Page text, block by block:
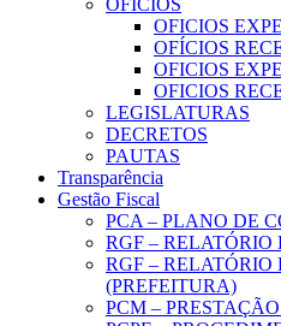
OFICIOS
OFICIOS
OFÍCIOS
OFICIOS
OFICIOS
LEGISLATURAS
DECRETOS
PAUTAS
Transparência
Gestão Fiscal
PCA – PLANO DE
RGF – RELATÓRIO
RGF – RELATÓRIO
(PREFEITURA)
PCM –